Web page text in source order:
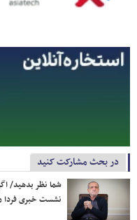
در بحث مشارکت کنید
شما نظر بدهید/
نشست خبری فردا